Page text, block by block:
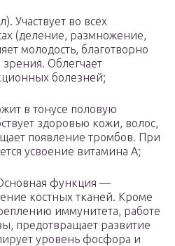
Участвует во всех
(деление, размножение,
молодость, благотворно
зрения. Облегчает
болезней;
в тонусе половую
здоровью кожи, волос,
появление тромбов. При
усвоение витамина А;
функция —
костных тканей. Кроме
иммунитета, работе
предотвращает развитие
уровень фосфора и